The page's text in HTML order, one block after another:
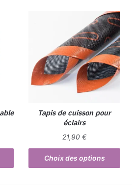
26,30 €
plusieurs
variations.
Les
options
peuvent
être
choisies
la
page
du
produit
:
€
Tapis de cuisson pour
éclairs
21,90€
Choix des options
Ce
produit